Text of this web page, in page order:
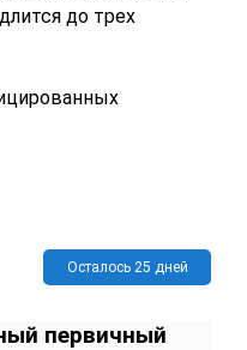
до трех
Осталось 25 дней
первичный